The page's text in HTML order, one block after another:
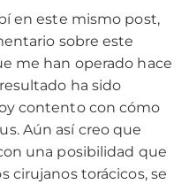
en este mismo post,
sobre este
me han operado hace
ha sido
contento con cómo
Aún así creo que
una posibilidad que
cirujanos torácicos, se